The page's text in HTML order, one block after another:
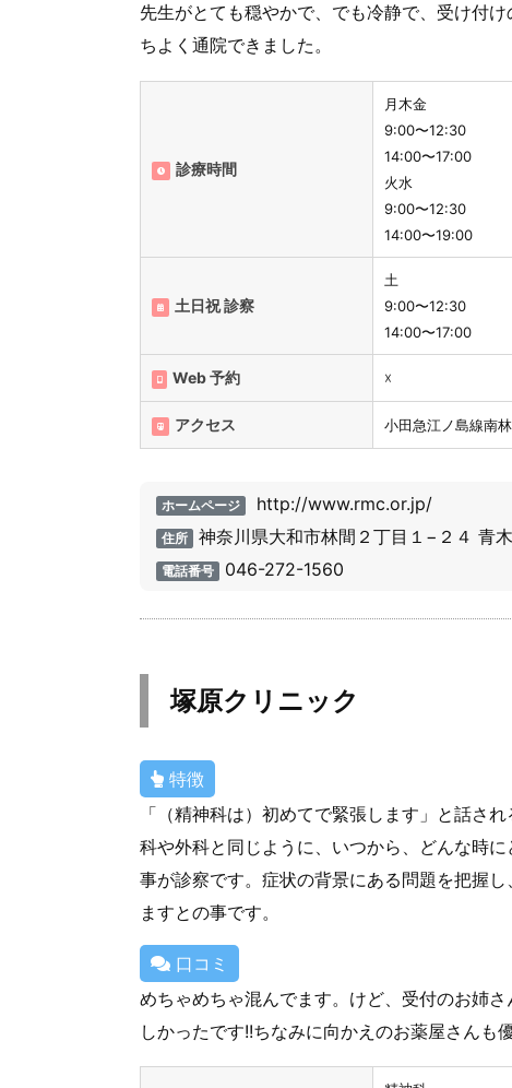
先生がとても穏やかで、でも冷静で、受け付
ちよく通院できました。
診療時間
月木金
9:00〜12:30
14:00〜17:00
火水
9:00〜12:30
14:00〜19:00
土日祝 診察
土
9:00〜12:30
14:00〜17:00
Web 予約 ☓
アクセス 小田急江ノ島線南
ホームページ http://www.rmc.or.jp/
住所 神奈川県大和市林間２丁目１−２４ 青
電話番号 046-272-1560
塚原クリニック
特徴
「（精神科は）初めてで緊張します」と話さ
科や外科と同じように、いつから、どんな時
事が診察です。症状の背景にある問題を把握
ますとの事です。
口コミ
めちゃめちゃ混んでます。けど、受付のお姉
しかったです!!ちなみに向かえのお薬屋さんも